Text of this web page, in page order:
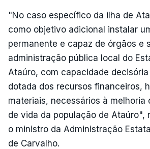
"No caso específico da ilha de
como objetivo adicional instalar
permanente e capaz de órgãos e
administração pública local do
Ataúro, com capacidade
dotada dos recursos financeiros,
materiais, necessários à melhoria
de vida da população de Ataúro",
o ministro da Administração
de Carvalho.